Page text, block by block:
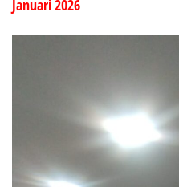
Januari 2026